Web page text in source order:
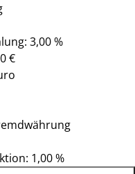
3,00 %
€
1,00 %